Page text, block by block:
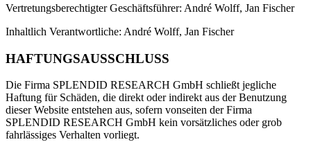
Vertretungsberechtigter Geschäftsführer: André Wolff, Jan Fischer
Inhaltlich Verantwortliche: André Wolff, Jan Fischer
HAFTUNGSAUSSCHLUSS
Die Firma SPLENDID RESEARCH GmbH schließt jegliche
Haftung für Schäden, die direkt oder indirekt aus der Benutzung
dieser Website entstehen aus, sofern vonseiten der Firma
SPLENDID RESEARCH GmbH kein vorsätzliches oder grob
fahrlässiges Verhalten vorliegt.